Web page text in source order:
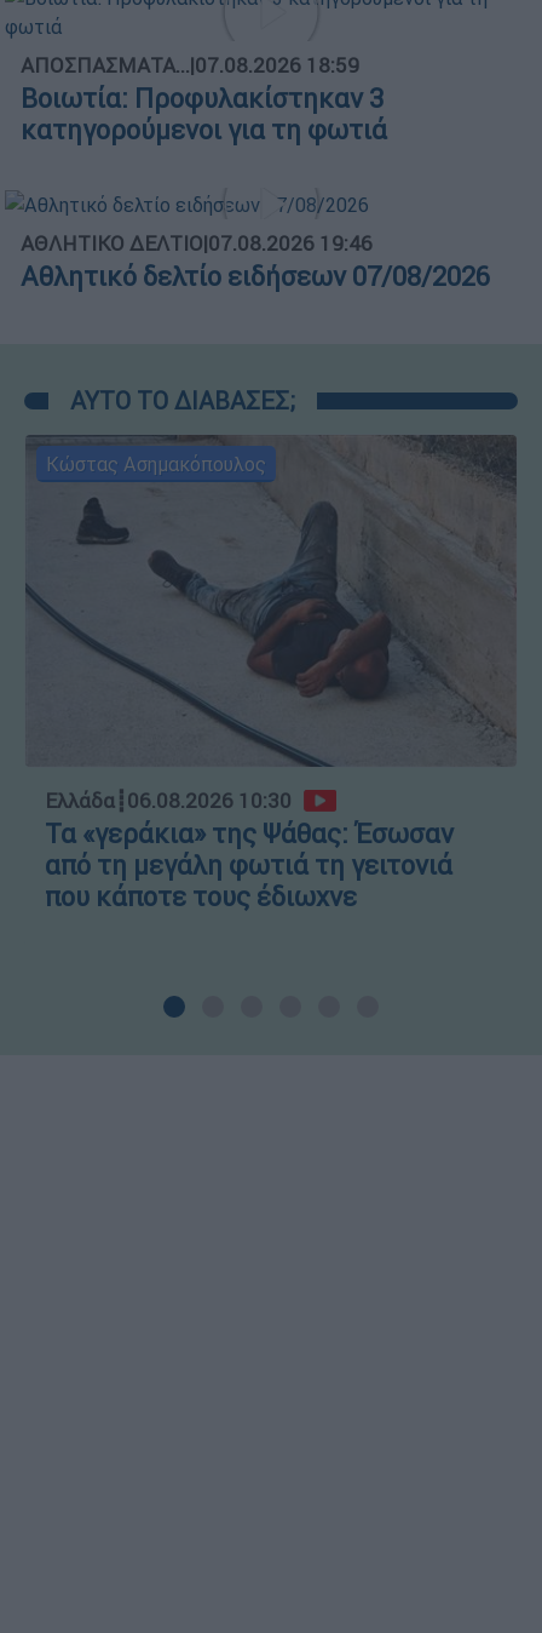
ΑΠΟΣΠΑΣΜΑΤΑ...|07.08.2026 18:59
Βοιωτία: Προφυλακίστηκαν 3
κατηγορούμενοι για τη φωτιά
ΑΘΛΗΤΙΚΟ ΔΕΛΤΙΟ|07.08.2026 19:46
Αθλητικό δελτίο ειδήσεων 07/08/2026
ΑΥΤΟ ΤΟ ΔΙΑΒΑΣΕΣ;
Κώστας Ασημακόπουλος
Ελλάδα┋06.08.2026 10:30
Τα «γεράκια» της Ψάθας: Έσωσαν
από τη μεγάλη φωτιά τη γειτονιά
που κάποτε τους έδιωχνε